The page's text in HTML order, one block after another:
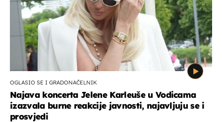
OGLASIO SE I GRADONAČELNIK
Najava koncerta Jelene Karleuše u Vodicama
izazvala burne reakcije javnosti, najavljuju se i
prosvjedi